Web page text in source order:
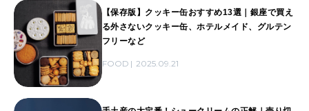
【保存版】クッキー缶おすすめ13選｜銀座で買え
る外さないクッキー缶、ホテルメイド、グルテン
フリーなど
FOOD 2025.09.21